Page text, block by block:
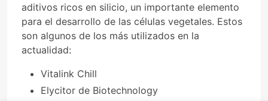
aditivos ricos en silicio, un importante elemento
para el desarrollo de las células vegetales. Estos
son algunos de los más utilizados en la
actualidad:
Vitalink Chill
Elycitor de Biotechnology